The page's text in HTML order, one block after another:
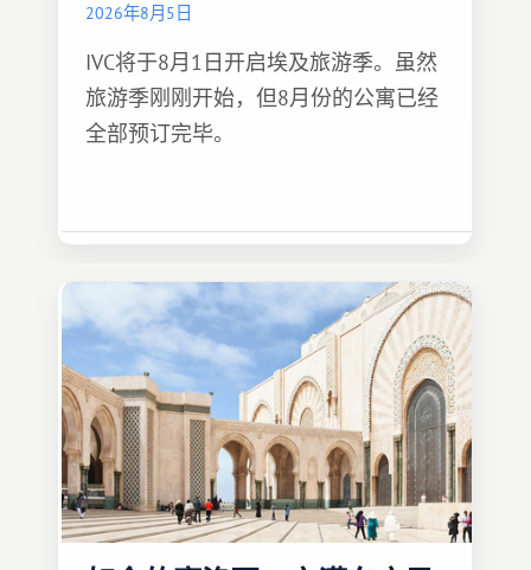
2026年8月5日
IVC将于8月1日开启埃及旅游季。虽然
旅游季刚刚开始，但8月份的公寓已经
全部预订完毕。